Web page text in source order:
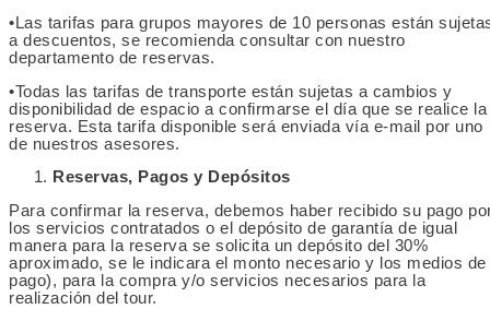
•Las tarifas para grupos mayores de 10 personas están
a descuentos, se recomienda consultar con nuestro
departamento de reservas.
•Todas las tarifas de transporte están sujetas a cambios y
disponibilidad de espacio a confirmarse el día que se realice la
reserva. Esta tarifa disponible será enviada vía e-mail por uno
de nuestros asesores.
Reservas, Pagos y Depósitos
Para confirmar la reserva, debemos haber recibido su pago
los servicios contratados o el depósito de garantía de igual
manera para la reserva se solicita un depósito del 30%
aproximado, se le indicara el monto necesario y los medios de
pago), para la compra y/o servicios necesarios para la
realización del tour.